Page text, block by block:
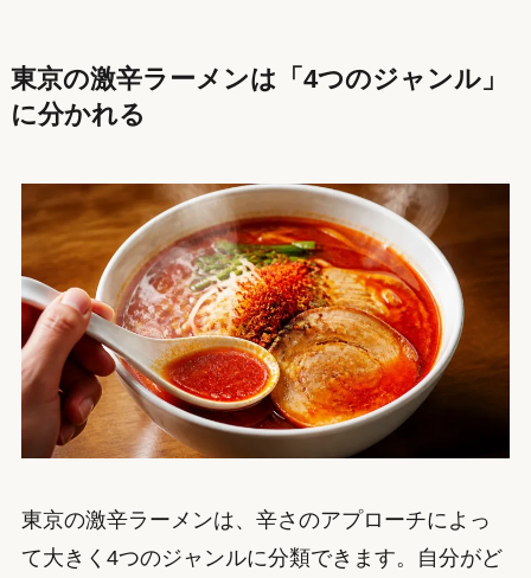
東京の激辛ラーメンは「4つのジャンル」
に分かれる
東京の激辛ラーメンは、辛さのアプローチによっ
て大きく4つのジャンルに分類できます。自分がど